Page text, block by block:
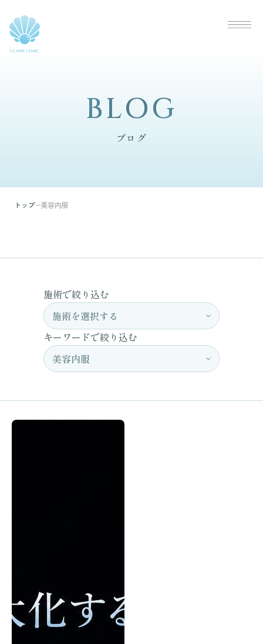
BLOG
BLOG
ブログ
トップ 美容内服
施術で絞り込む
キーワードで絞り込む